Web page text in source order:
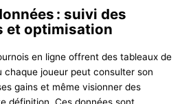
: suivi des
et optimisation
en ligne offrent des tableaux de
chaque joueur peut consulter son
gains et même visionner des
définition. Ces données sont